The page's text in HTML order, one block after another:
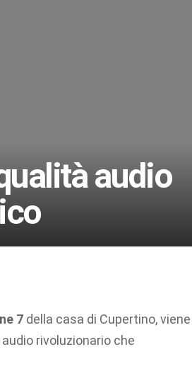
audio
7 della casa di Cupertino, viene
rivoluzionario che